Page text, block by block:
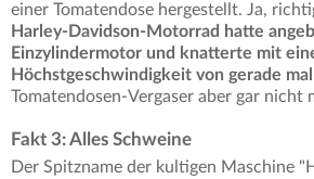
einer Tomatendose hergestellt. Ja,
Harley-Davidson-Motorrad hatte
Einzylindermotor und knatterte mit
Höchstgeschwindigkeit von gerade
Tomatendosen-Vergaser aber gar nicht
Fakt 3: Alles Schweine
Der Spitzname der kultigen Maschine